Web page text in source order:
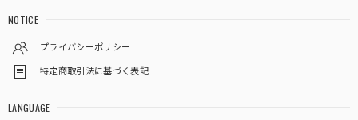
NOTICE
プライバシーポリシー
特定商取引法に基づく表記
LANGUAGE